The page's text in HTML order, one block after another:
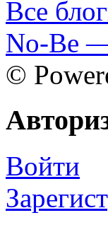
Все
No-Be
©
Войти